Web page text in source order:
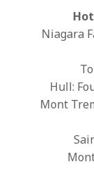
Niagara
Hull:
Mont